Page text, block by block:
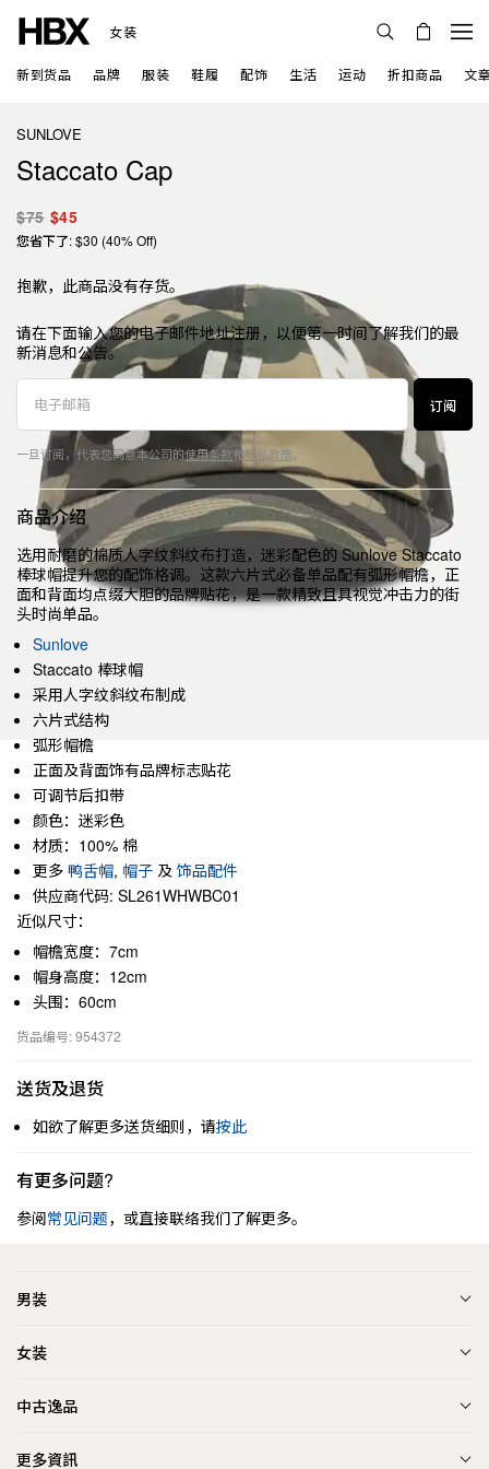
女装
新到货品 品牌 服装 鞋履 配饰 生活 运动 折扣商品 文
SUNLOVE
Staccato Cap
$75 $45
您省下了: $30 (40% Off)
抱歉，此商品没有存货。
请在下面输入您的电子邮件地址注册，以便第一时间了解我们的最
新消息和公告。
订阅
一旦订阅，代表您同意本公司的使用条款和隐私政策。
商品介绍
选用耐磨的棉质人字纹斜纹布打造，迷彩配色的 Sunlove Staccato
棒球帽提升您的配饰格调。这款六片式必备单品配有弧形帽檐，正
面和背面均点缀大胆的品牌贴花，是一款精致且具视觉冲击力的街
头时尚单品。
Sunlove
Staccato 棒球帽
采用人字纹斜纹布制成
六片式结构
弧形帽檐
正面及背面饰有品牌标志贴花
可调节后扣带
颜色：迷彩色
材质：100% 棉
更多 鸭舌帽, 帽子 及 饰品配件
供应商代码: SL261WHWBC01
近似尺寸：
帽檐宽度：7cm
帽身高度：12cm
头围：60cm
货品编号: 954372
送货及退货
如欲了解更多送货细则，请按此
有更多问题?
参阅常见问题，或直接联络我们了解更多。
男装
女装
中古逸品
更多資訊